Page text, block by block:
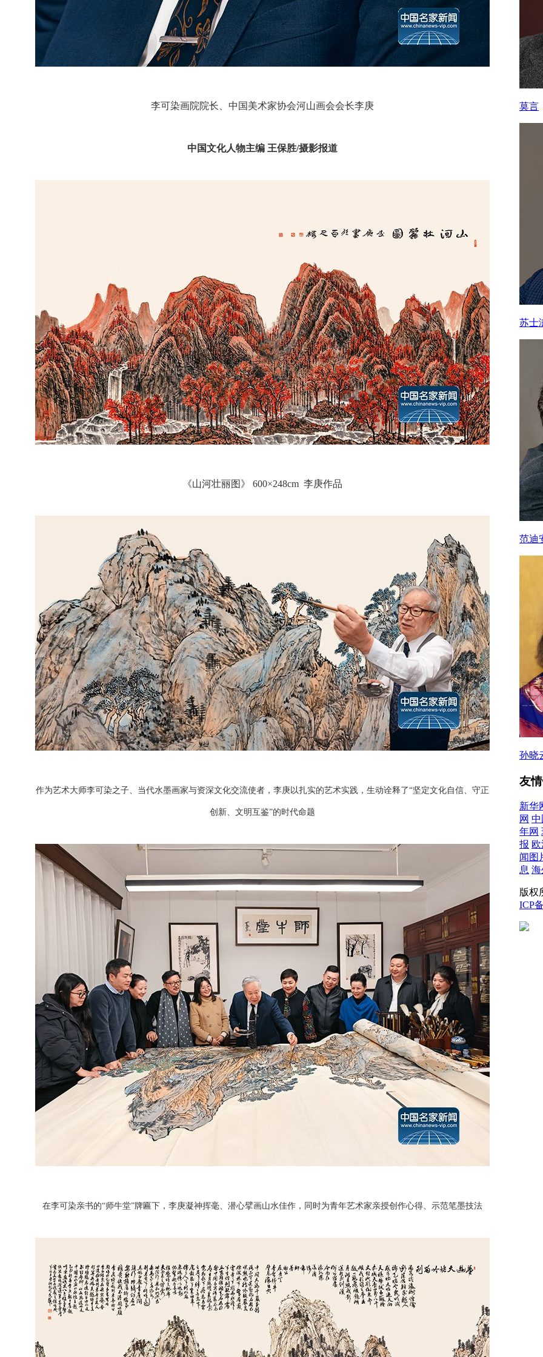
李可染画院院长、中国美术家协会河山画会会长李庚
中国文化人物主编 王保胜/摄影报道
《山河壮丽图》 600×248cm 李庚作品
作为艺术大师李可染之子、当代水墨画家与资深文化交流使者，李庚以扎实的艺术实践，生动诠释了“坚定文化自信、守正
创新、文明互鉴”的时代命题
在李可染亲书的“师牛堂”牌匾下，李庚凝神挥毫、潜心擘画山水佳作，同时为青年艺术家亲授创作心得、示范笔墨技法
莫言
苏士
范迪
孙晓
友
新华
网 中
年网
报
闻图
息 海
版权
ICP